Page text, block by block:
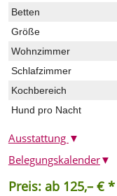
Betten
Größe
Wohnzimmer
Schlafzimmer
Kochbereich
Hund pro Nacht
Ausstattung ▼
Preis: ab 125,– € *
Belegungskalender▼